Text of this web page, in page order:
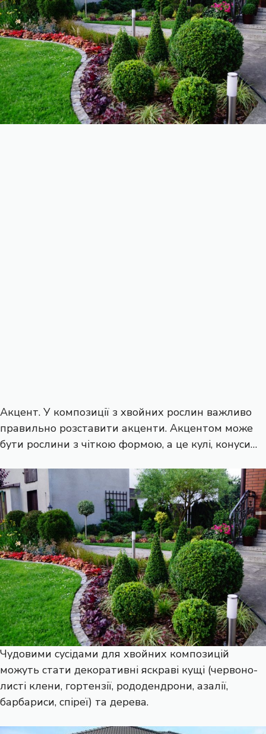
Акцент. У композиції з хвойних рослин важливо
правильно розставити акценти. Акцентом може
бути рослини з чіткою формою, а це кулі, конуси…
Чудовими сусідами для хвойних композицій
можуть стати декоративні яскраві кущі (червоно-
листі клени, гортензії, рододендрони, азалії,
барбариси, спіреї) та дерева.